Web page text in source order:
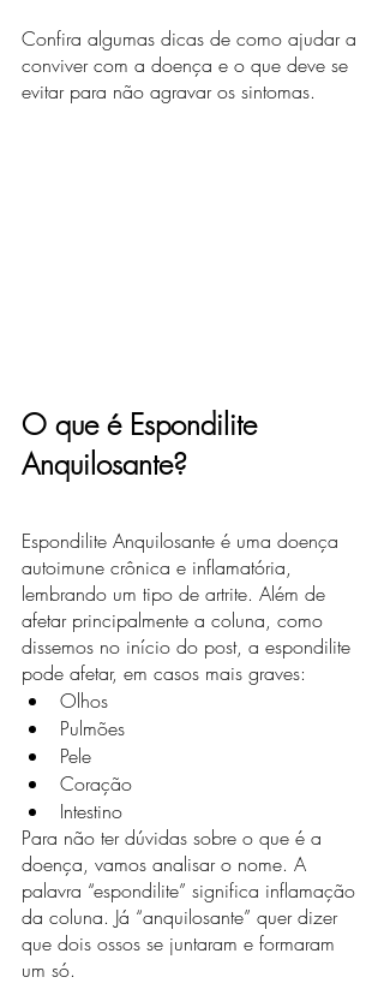
Confira algumas dicas de como ajudar a
conviver com a doença e o que deve se
evitar para não agravar os sintomas.
O que é Espondilite
Anquilosante?
Espondilite Anquilosante é uma doença
autoimune crônica e inflamatória,
lembrando um tipo de artrite. Além de
afetar principalmente a coluna, como
dissemos no início do post, a espondilite
pode afetar, em casos mais graves:
Olhos
Pulmões
Pele
Coração
Intestino
Para não ter dúvidas sobre o que é a
doença, vamos analisar o nome. A
palavra “espondilite” significa inflamação
da coluna. Já “anquilosante” quer dizer
que dois ossos se juntaram e formaram
um só.